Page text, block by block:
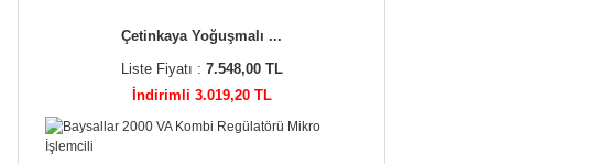
Çetinkaya Yoğuşmalı ...
Liste Fiyatı : 7.548,00 TL
İndirimli 3.019,20 TL